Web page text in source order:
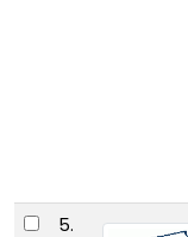
5.